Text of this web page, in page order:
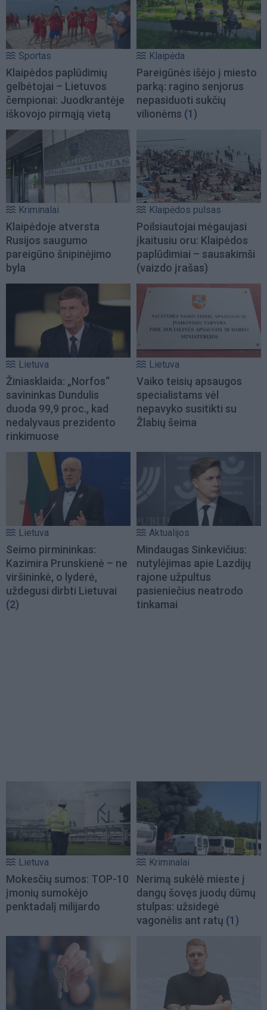
Sportas
Klaipėdos paplūdimių
gelbėtojai – Lietuvos
čempionai: Juodkrantėje
iškovojo pirmąją vietą
Klaipėda
Pareigūnės išėjo į miesto
parką: ragino senjorus
nepasiduoti sukčių
vilionėms (1)
Kriminalai
Klaipėdoje atversta
Rusijos saugumo
pareigūno šnipinėjimo
byla
Klaipėdos pulsas
Poilsiautojai mėgaujasi
įkaitusiu oru: Klaipėdos
paplūdimiai – sausakimši
(vaizdo įrašas)
Lietuva
Žiniasklaida: „Norfos“
savininkas Dundulis
duoda 99,9 proc., kad
nedalyvaus prezidento
rinkimuose
Lietuva
Vaiko teisių apsaugos
specialistams vėl
nepavyko susitikti su
Žlabių šeima
Lietuva
Seimo pirmininkas:
Kazimira Prunskienė – ne
viršininkė, o lyderė,
uždegusi dirbti Lietuvai
(2)
Aktualijos
Mindaugas Sinkevičius:
nutylėjimas apie Lazdijų
rajone užpultus
pasieniečius neatrodo
tinkamai
Lietuva
Mokesčių sumos: TOP-10
įmonių sumokėjo
penktadalį milijardo
Kriminalai
Nerimą sukėlė mieste į
dangų šovęs juodų dūmų
stulpas: užsidegė
vagonėlis ant ratų (1)